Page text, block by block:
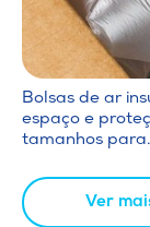
Bolsas de ar
espaço e
tamanhos
Ver